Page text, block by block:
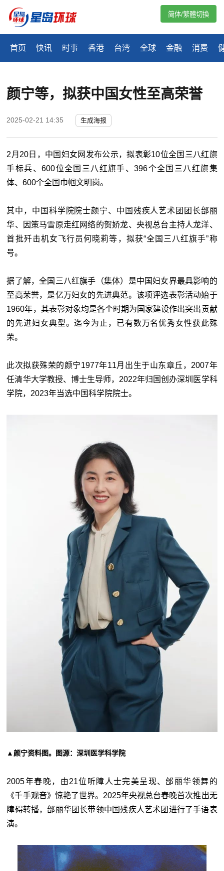
首页 快讯 时事 香港 台湾 全球 金融 消费
简体/繁體切換
颜宁等，拟获中国女性至高荣誉
2025-02-21 14:35 生成海报
2月20日，中国妇女网发布公示，拟表彰10位全国三八红旗
手标兵、600位全国三八红旗手、396个全国三八红旗集
体、600个全国巾帼文明岗。
其中，中国科学院院士颜宁、中国残疾人艺术团团长邰丽
华、因策马雪原走红网络的贺娇龙、央视总台主持人龙洋、
首批歼击机女飞行员何晓莉等，拟获“全国三八红旗手”称
号。
据了解，全国三八红旗手（集体）是中国妇女界最具影响的
至高荣誉，是亿万妇女的先进典范。该项评选表彰活动始于
1960年，其表彰对象均是各个时期为国家建设作出突出贡献
的先进妇女典型。迄今为止，已有数万名优秀女性获此殊
荣。
此次拟获殊荣的颜宁1977年11月出生于山东章丘，2007年
任清华大学教授、博士生导师，2022年归国创办深圳医学科
学院，2023年当选中国科学院院士。
▲颜宁资料图。图源：深圳医学科学院
2005年春晚，由21位听障人士完美呈现、邰丽华领舞的
《千手观音》惊艳了世界。2025年央视总台春晚首次推出无
障碍转播，邰丽华团长带领中国残疾人艺术团进行了手语表
演。